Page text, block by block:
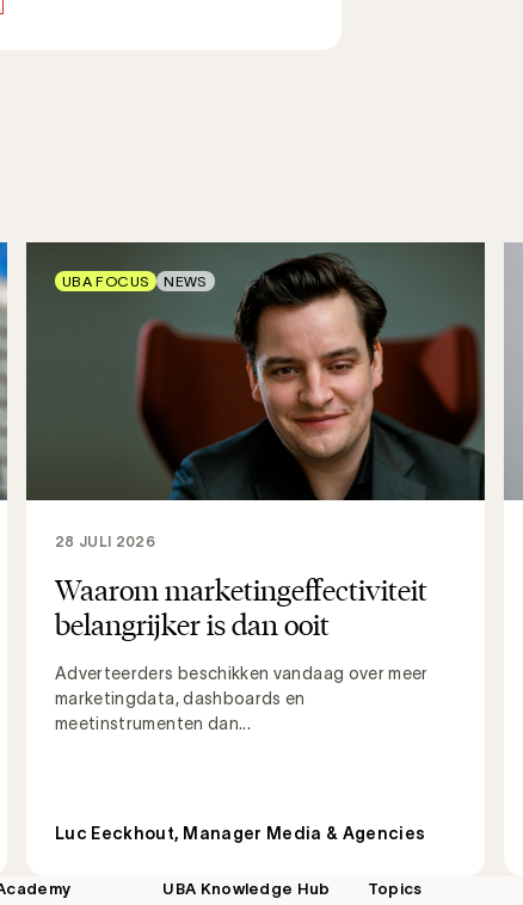
Waarom marketingeffectiviteit
belangrijker is dan ooit
Adverteerders beschikken vandaag over meer
marketingdata, dashboards en
meetinstrumenten dan...
28 JULI 2026
Luc Eeckhout, Manager Media & Agencies
UBA FOCUS NEWS
UBA Knowledge Hub Topics